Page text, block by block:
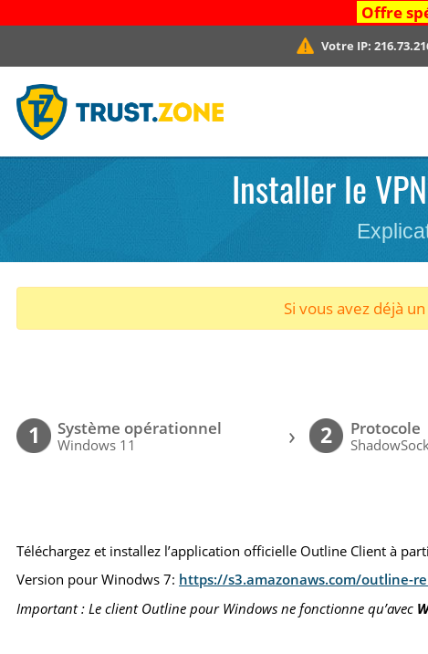
Offre
Votre IP:
Installer le
Si vous avez déjà
1 Système opérationnel
Windows 11 › 2 Protocole
Téléchargez et installez l’application officielle Outline Client à
Version pour Winodws 7: https://s3.amazonaws.com/outline-
Important : Le client Outline pour Windows ne fonctionne qu’avec